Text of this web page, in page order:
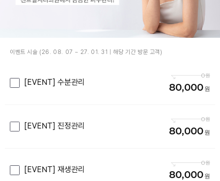
이벤트 시술 (26. 08. 07 ~ 27. 01. 31 | 해당 기간 방문 고객)
[EVENT] 수분관리
0
80,000
[EVENT] 진정관리
0
80,000
[EVENT] 재생관리
0
80,000